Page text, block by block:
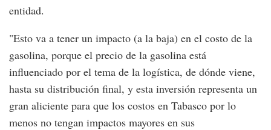
entidad.
"Esto va a tener un impacto (a la baja) en el costo de la
gasolina, porque el precio de la gasolina está
influenciado por el tema de la logística, de dónde viene,
hasta su distribución final, y esta inversión representa un
gran aliciente para que los costos en Tabasco por lo
menos no tengan impactos mayores en sus